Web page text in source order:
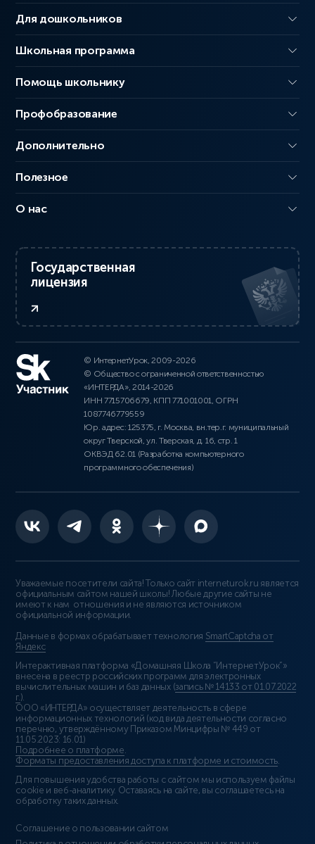
Для дошкольников
Школьная программа
Помощь школьнику
Профобразование
Дополнительно
Полезное
О нас
Государственная
лицензия
© ИнтернетУрок, 2009-2026
© Общество с ограниченной ответственностью
«ИНТЕРДА», 2014-2026
ИНН 7715706679, КПП 771001001, ОГРН
1087746779559
Юр. адрес: 125375, г. Москва, вн.тер.г. муниципальный
округ Тверской, ул. Тверская, д. 16, стр. 1
ОКВЭД 62.01 (Разработка компьютерного
программного обеспечения)
Уважаемые посетители сайта! Только сайт interneturok.ru является
официальным сайтом нашей школы! Любые другие сайты не
имеют к нам отношения и не являются источником
официальной информации.
Данные в формах обрабатывает технология SmartCaptcha от
Яндекс
Интерактивная платформа «Домашняя Школа “ИнтернетУрок”»
внесена в реестр российских программ для электронных
вычислительных машин и баз данных (запись № 14133 от 01.07.2022
г. ).
ООО «ИНТЕРДА» осуществляет деятельность в сфере
информационных технологий (код вида деятельности согласно
перечню, утверждённому Приказом Минцифры № 449 от
11.05.2023: 16.01)
Подробнее о платформе
Форматы предоставления доступа к платформе и стоимость
Для повышения удобства работы с сайтом мы используем файлы
cookie и веб-аналитику. Оставаясь на сайте, вы соглашаетесь на
обработку таких данных.
Соглашение о пользовании сайтом